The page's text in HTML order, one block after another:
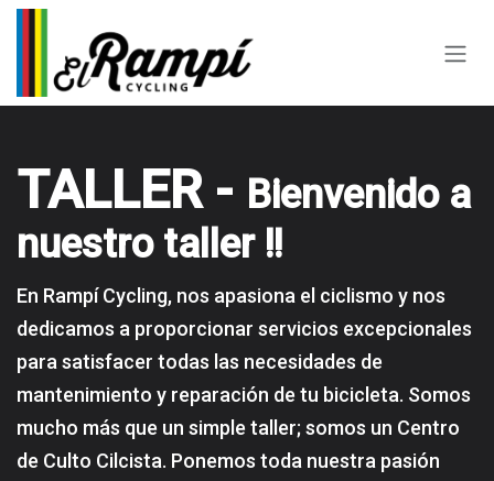
Ir al contenido
TALLER - Bienvenido a
nuestro taller !!
En Rampí Cycling, nos apasiona el ciclismo y nos
dedicamos a proporcionar servicios excepcionales
para satisfacer todas las necesidades de
mantenimiento y reparación de tu bicicleta. Somos
mucho más que un simple taller; somos un Centro
de Culto Cilcista. Ponemos toda nuestra pasión